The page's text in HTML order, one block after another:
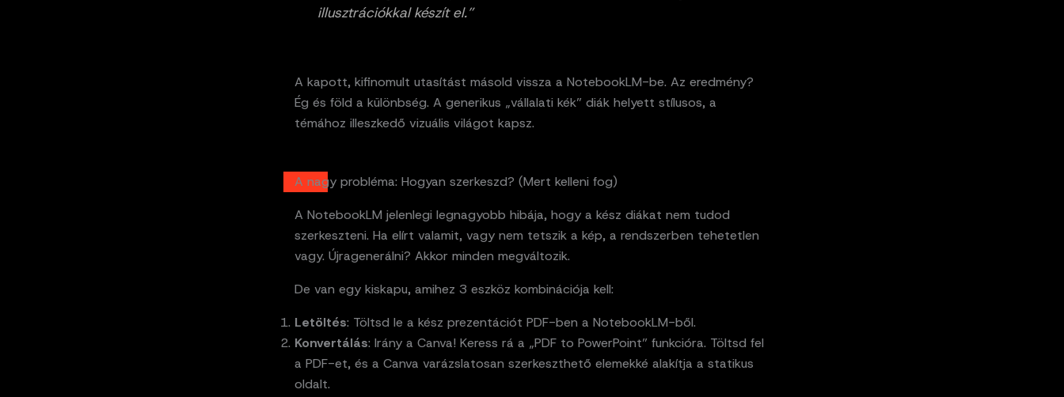
illusztrációkkal készít el.”
A kapott, kifinomult utasítást másold vissza a NotebookLM-be. Az eredmény?
Ég és föld a különbség. A generikus „vállalati kék” diák helyett stílusos, a
témához illeszkedő vizuális világot kapsz.
A nagy probléma: Hogyan szerkeszd? (Mert kelleni fog)
A NotebookLM jelenlegi legnagyobb hibája, hogy a kész diákat nem tudod
szerkeszteni. Ha elírt valamit, vagy nem tetszik a kép, a rendszerben tehetetlen
vagy. Újragenerálni? Akkor minden megváltozik.
De van egy kiskapu, amihez 3 eszköz kombinációja kell:
Letöltés: Töltsd le a kész prezentációt PDF-ben a NotebookLM-ből.
Konvertálás: Irány a Canva! Keress rá a „PDF to PowerPoint” funkcióra. Töltsd fel
a PDF-et, és a Canva varázslatosan szerkeszthető elemekké alakítja a statikus
oldalt.